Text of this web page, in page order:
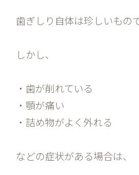
歯ぎしり自体は珍しいもの
しかし、
・歯が削れている
・顎が痛い
・詰め物がよく外れる
などの症状がある場合は、